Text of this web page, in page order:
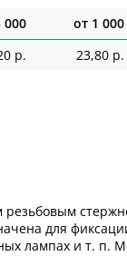
000 от 1 000
р. 23,80 р.
резьбовым
для
лампах и т. п.